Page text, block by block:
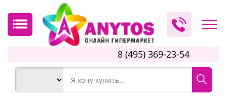
8 (495) 369-23-54